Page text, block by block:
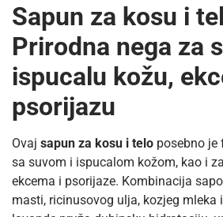
Sapun za kosu i
Prirodna nega za
ispucalu kožu,
psorijazu
Ovaj sapun za kosu i telo posebno je
sa suvom i ispucalom kožom, kao i
ekcema i psorijaze. Kombinacija
masti, ricinusovog ulja, kozjeg mleka